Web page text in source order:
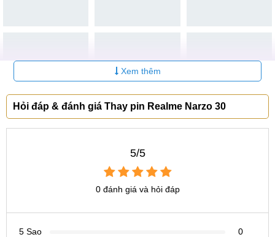
Xem thêm
Hỏi đáp & đánh giá Thay pin Realme Narzo 30
5/5
0 đánh giá và hỏi đáp
5 Sao
0